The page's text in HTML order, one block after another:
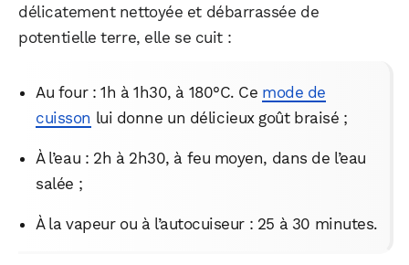
délicatement nettoyée et débarrassée de
potentielle terre, elle se cuit :
Au four : 1h à 1h30, à 180°C. Ce mode de
cuisson lui donne un délicieux goût braisé ;
À l’eau : 2h à 2h30, à feu moyen, dans de l’eau
salée ;
À la vapeur ou à l’autocuiseur : 25 à 30 minutes.